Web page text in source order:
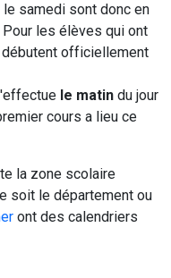
samedi sont donc en
les élèves qui ont
officiellement
le matin du jour
cours a lieu ce
la zone scolaire
soit le département ou
ont des calendriers